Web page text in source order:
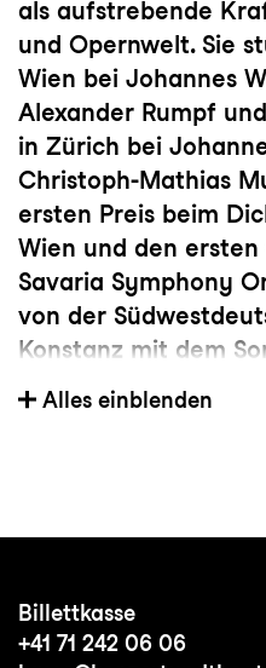
als aufstrebende
und Opernwelt. Sie
Wien bei Johannes
Alexander Rumpf
in Zürich bei
Christoph-Mathias
ersten Preis beim
Wien und den
Savaria Symphony
von der
Konstanz mit dem
herausragende
ausgezeichnet. 2019
Associate Conductor
Opera und beim
Alles einblenden
Billettkasse
+41 71 242 06 06